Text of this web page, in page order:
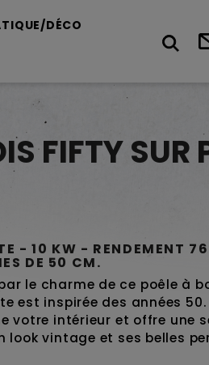
DÉCO
FIFTY SUR
- 10 KW - RENDEMENT
DE 50 CM.
le charme de ce poêle à
est inspirée des années 50.
votre intérieur et offre une
look vintage et ses belles